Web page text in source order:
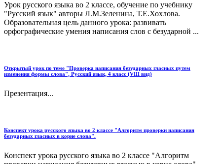
Урок русского языка во 2 классе, обучение по учебнику
"Русский язык" авторы Л.М.Зеленина, Т.Е.Хохлова.
Образовательная цель данного урока: развивать
орфографические умения написания слов с безударной ...
Открытый урок по теме "Проверка написания безударных гласных путем
изменения формы слова", Русский язык, 4 класс (VIII вид)
Презентация...
Конспект урока русского языка во 2 классе "Алгоритм проверки написания
безударных гласных в корне слова".
Конспект урока русского языка во 2 классе "Алгоритм